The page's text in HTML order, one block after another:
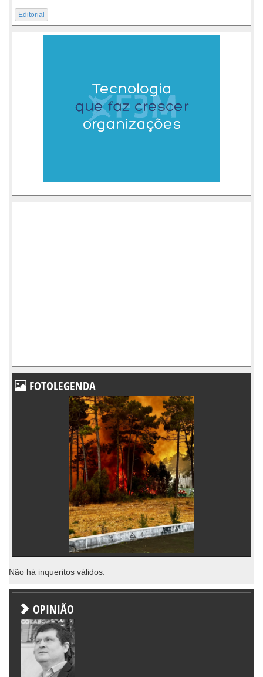
Editorial
FOTOLEGENDA
Não há inqueritos válidos.
OPINIÃO